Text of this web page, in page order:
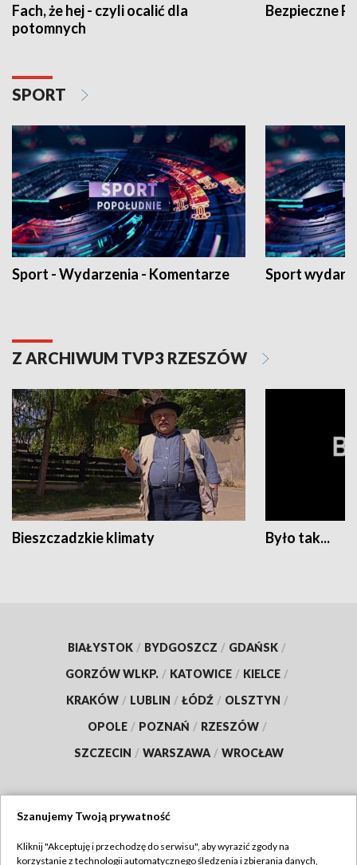
Fach, że hej - czyli ocalić dla
potomnych
Bezpieczne
SPORT
Sport - Wydarzenia - Komentarze Sport
Z ARCHIWUM TVP3 RZESZÓW
Bieszczadzkie klimaty Było tak...
BIAŁYSTOK / BYDGOSZCZ / GDAŃSK /
GORZÓW WLKP. / KATOWICE / KIELCE /
KRAKÓW / LUBLIN / ŁÓDŹ / OLSZTYN /
OPOLE / POZNAŃ / RZESZÓW /
SZCZECIN / WARSZAWA / WROCŁAW
Szanujemy Twoją prywatność
Kliknij "Akceptuję i przechodzę do serwisu", aby wyrazić zgody na
korzystanie z technologii automatycznego śledzenia i zbierania danych,